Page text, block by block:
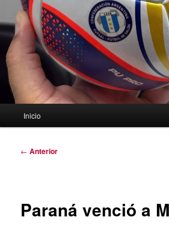
Inicio
Navegación
← Anterior
Paraná venció a